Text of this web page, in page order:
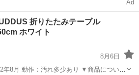
Ad
折りたたみテーブル
ホワイト
8月6日
年8月 動作：汚れ多少あり ▼商品につい